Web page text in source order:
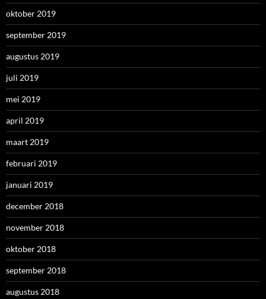
oktober 2019
september 2019
augustus 2019
juli 2019
mei 2019
april 2019
maart 2019
februari 2019
januari 2019
december 2018
november 2018
oktober 2018
september 2018
augustus 2018